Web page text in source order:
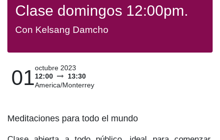
Clase domingos 12:00pm.
Con Kelsang Damcho
01 octubre 2023
12:00
13:30
America/Monterrey
Meditaciones para todo el mundo